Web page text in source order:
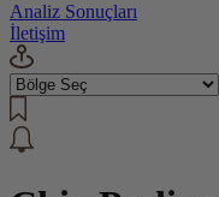
Analiz Sonuçları
İletişim